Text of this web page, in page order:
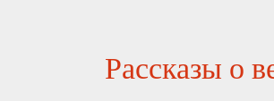
Рассказы о